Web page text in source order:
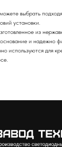
выбрать
установки.
из
и надежно
используются для